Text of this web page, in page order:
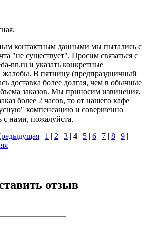
контактным данными мы пытались с
"не существует". Просим связаться с
nn.ru и указать конкретные
жалобы. В пятницу (предпраздничный
доставка более долгая, чем в обычные
заказов. Мы приносим извинения,
более 2 часов, то от нашего кафе
компенсацию и совершенно
с нами, пожалуйста.
| 1 | 2 | 3 | 4 | 5 | 6 | 7 | 8 | 9 |
отзыв